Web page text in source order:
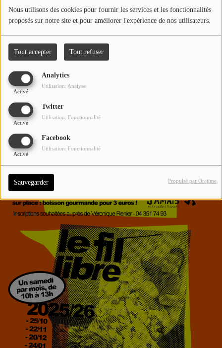
Nous utilisons des cookies pour fournir les services et les fonctionnalités
proposés sur notre site et pour améliorer l'expérience de nos utilisateurs.
Tout accepter Tout refuser
Analytics
Activé
Utilisation: Analyse
Twitter
Activé
Utilisation: Fonctionnalité
Facebook
Activé
Utilisation: Fonctionnalité
Sauvegarder Propulsé par Orejime